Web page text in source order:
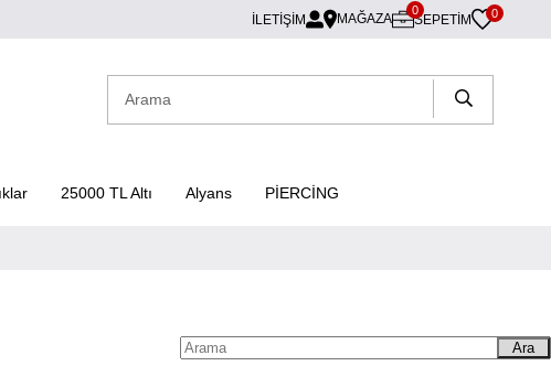
İLETİŞİM MAĞAZA SEPETIM
0 0
25000 TL Altı Alyans PİERCİNG
Ara